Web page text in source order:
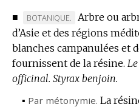
■
MARQUE
DE
DOMAINE
:
BOTANIQUE.
Arbre ou
d’Asie et des régions
blanches campanulées et
fournissent de la résine.
officinal. Styrax benjoin.
▪ Par métonymie. La